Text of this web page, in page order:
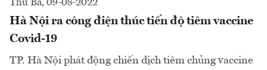
Thứ Ba, 09-08-2022
Hà Nội ra công điện thúc tiến độ tiêm vaccine
Covid-19
TP. Hà Nội phát động chiến dịch tiêm chủng vaccine